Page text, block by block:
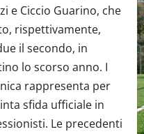
e Ciccio Guarino, che
rispettivamente,
il secondo, in
lo scorso anno. I
rappresenta per
sfida ufficiale in
Le precedenti